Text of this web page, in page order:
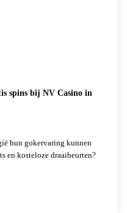
spins bij NV Casino in
hun gokervaring kunnen
en kosteloze draaibeurten?